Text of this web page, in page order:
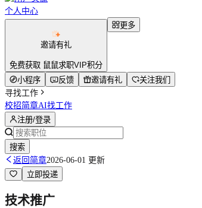
个人中心
邀请有礼
免费获取 鼠鼠求职VIP积分
更多
小程序 反馈 邀请有礼
关注我们
寻找工作
校招简章AI找工作
注册/登录
搜索
返回简章2026-06-01 更新
立即投递
技术推广